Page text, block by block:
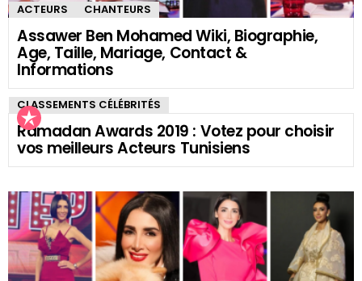
ACTEURS CHANTEURS
Assawer Ben Mohamed Wiki, Biographie,
Age, Taille, Mariage, Contact &
Informations
CLASSEMENTS CÉLÉBRITÉS
Ramadan Awards 2019 : Votez pour choisir
vos meilleurs Acteurs Tunisiens